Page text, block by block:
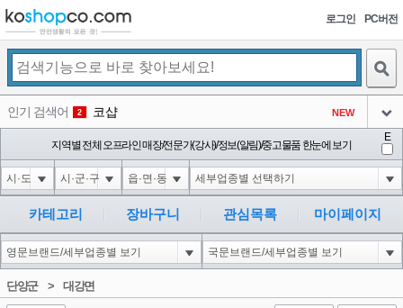
로그인 PC버전
인기 검색어 2 코샵 NEW
3 익스
아이콘
4 1-1; waitfor delay '0:0:15' --
아이콘
5 10"XOR(1*if(now()=sysdate(),sleep(15),0))XOR"Z
아이콘
1
6 1-1); waitfor delay '0:0:15' --
아이콘
1
1
지역별 전체 오프라인 매장/전문가(강사)/정보(알림)/중고물품 한눈에 보기
E
카테고리 장바구니 관심목록 마이페이지
단양군> 대강면